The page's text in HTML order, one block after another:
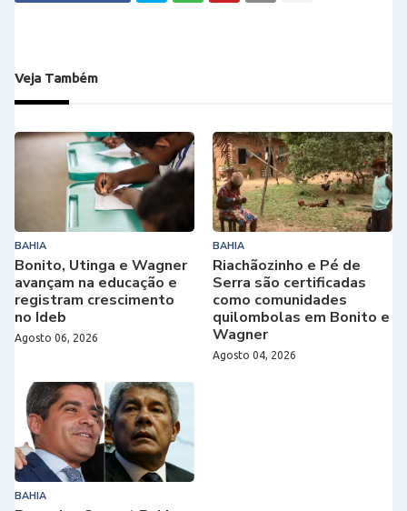
Veja Também
BAHIA
Bonito, Utinga e Wagner
avançam na educação e
registram crescimento
no Ideb
Agosto 06, 2026
BAHIA
Riachãozinho e Pé de
Serra são certificadas
como comunidades
quilombolas em Bonito e
Wagner
Agosto 04, 2026
BAHIA